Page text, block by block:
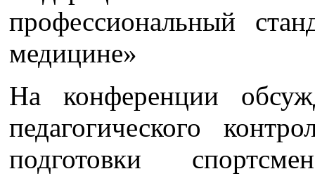
профессиональный
медицине»
На конференции
педагогического
подготовки